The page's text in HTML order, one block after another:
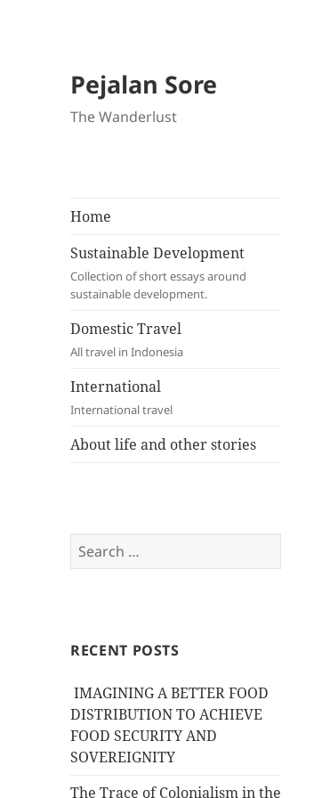
Pejalan Sore
The Wanderlust
Home
Sustainable Development
Collection of short essays around
sustainable development.
Domestic Travel
All travel in Indonesia
International
International travel
About life and other stories
Search
for:
RECENT POSTS
IMAGINING A BETTER FOOD
DISTRIBUTION TO ACHIEVE
FOOD SECURITY AND
SOVEREIGNITY
The Trace of Colonialism in the